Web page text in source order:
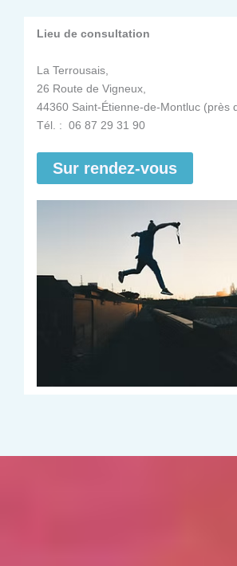
Lieu de consultation
La Terrousais,
26 Route de Vigneux,
44360 Saint-Étienne-de-Montluc (près
Tél. : 06 87 29 31 90
Sur rendez-vous